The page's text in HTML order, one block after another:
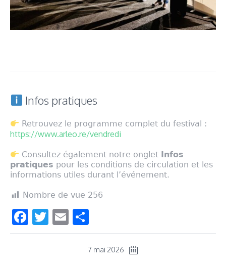
Infos pratiques
Retrouvez le programme complet du festival :
https://www.arleo.re/vendredi
Consultez également notre onglet Infos
pratiques pour les conditions de circulation et les
informations utiles durant l’événement.
Nombre de vue 256
Facebook
Twitter
Email
7 mai 2026